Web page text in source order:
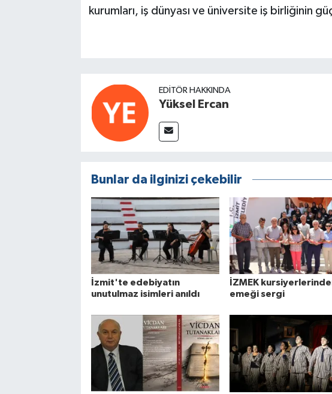
kurumları, iş dünyası ve üniversite iş birliğinin
EDITÖR HAKKINDA
Yüksel Ercan
Bunlar da ilginizi çekebilir
İzmit'te edebiyatın
unutulmaz isimleri anıldı
İZMEK
emeği sergi